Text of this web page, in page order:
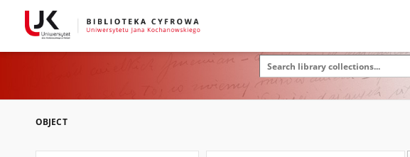
OBJECT